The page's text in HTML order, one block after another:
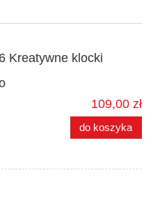
Kreatywne klocki
109,00 zł
do koszyka